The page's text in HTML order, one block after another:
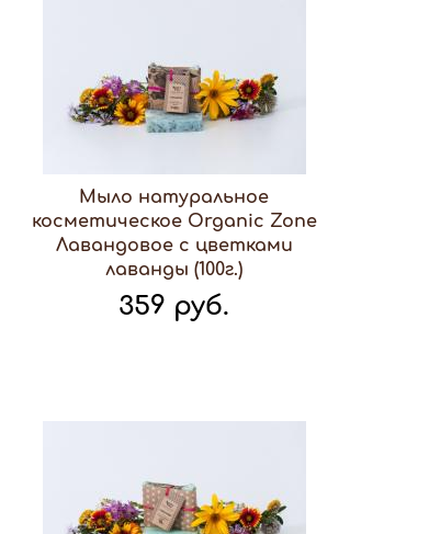
Мыло натуральное
косметическое Organic Zone
Лавандовое с цветками
лаванды (100г.)
359 руб.